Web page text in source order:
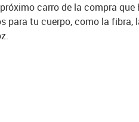
carro de la compra
para tu cuerpo, como la fibra,